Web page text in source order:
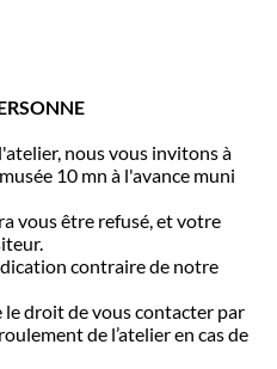
nous vous invitons à
10 mn à l'avance muni
vous être refusé, et votre
contraire de notre
le droit de vous contacter par
de l’atelier en cas de